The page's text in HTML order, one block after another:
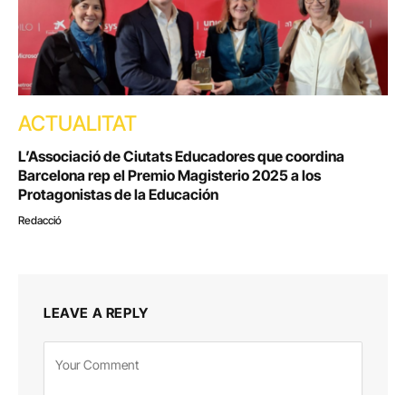
ACTUALITAT
L’Associació de Ciutats Educadores que coordina
Barcelona rep el Premio Magisterio 2025 a los
Protagonistas de la Educación
Redacció
LEAVE A REPLY